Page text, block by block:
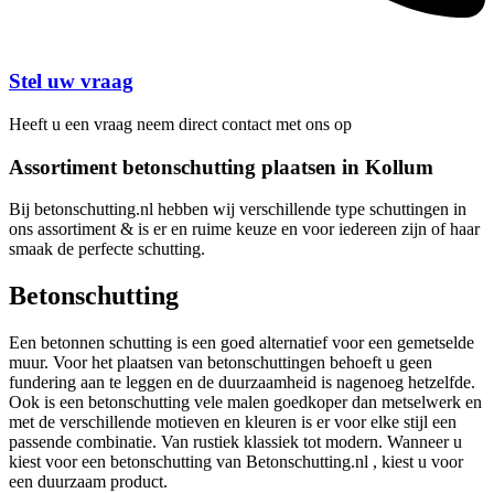
Stel uw vraag
Heeft u een vraag neem direct contact met ons op
Assortiment betonschutting plaatsen in Kollum
Bij betonschutting.nl hebben wij verschillende type schuttingen in
ons assortiment & is er en ruime keuze en voor iedereen zijn of haar
smaak de perfecte schutting.
Betonschutting
Een betonnen schutting is een goed alternatief voor een gemetselde
muur. Voor het plaatsen van betonschuttingen behoeft u geen
fundering aan te leggen en de duurzaamheid is nagenoeg hetzelfde.
Ook is een betonschutting vele malen goedkoper dan metselwerk en
met de verschillende motieven en kleuren is er voor elke stijl een
passende combinatie. Van rustiek klassiek tot modern. Wanneer u
kiest voor een betonschutting van Betonschutting.nl , kiest u voor
een duurzaam product.